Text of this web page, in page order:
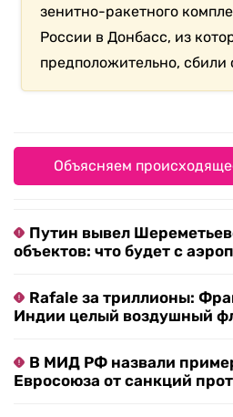
зенитно-ракетного
России в Донбасс, из
предположительно, сбили
Объясняем
Путин вывел
объектов: что будет с
Rafale за триллионы:
Индии целый воздушный
В МИД РФ назвали
Евросоюза от санкций